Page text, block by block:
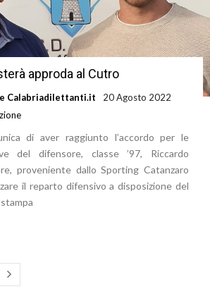
approda al Cutro
Calabriadilettanti.it
20 Agosto 2022
di aver raggiunto l’accordo per le
del difensore, classe ’97, Riccardo
proveniente dallo Sporting Catanzaro
il reparto difensivo a disposizione del